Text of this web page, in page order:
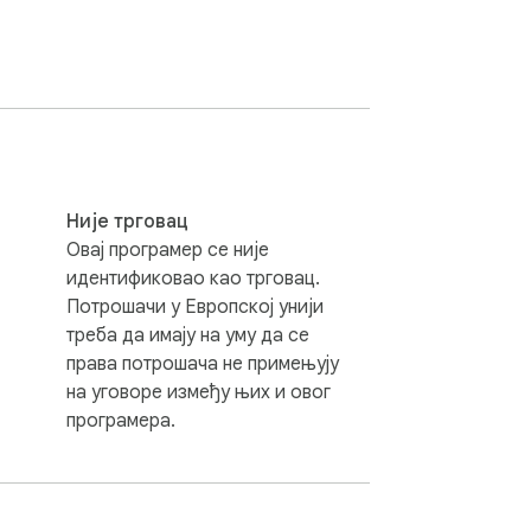
browser korisnika u noćnom režimu.
da potvrdi svoj izbor. Ako korisnik ne
je identična onoj koju korisnik
podatke sa sajta eFakture. Dodatak
podacima kojima korisnik ne bi inače
Није трговац
Овај програмер се није
идентификовао као трговац.
Потрошачи у Европској унији
треба да имају на уму да се
права потрошача не примењују
на уговоре између њих и овог
програмера.